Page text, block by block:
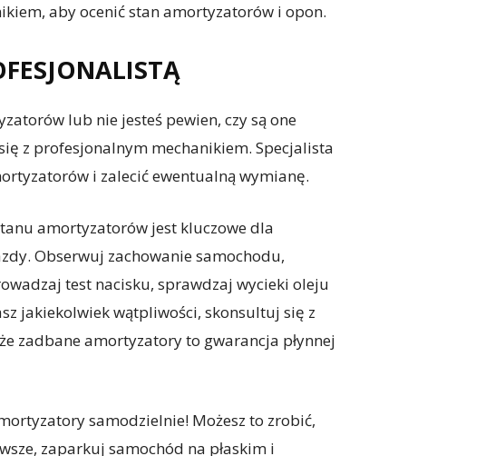
aby ocenić stan amortyzatorów i opon.
lub nie jesteś pewien, czy są one
z profesjonalnym mechanikiem. Specjalista
i zalecić ewentualną wymianę.
amortyzatorów jest kluczowe dla
Obserwuj zachowanie samochodu,
test nacisku, sprawdzaj wycieki oleju
jakiekolwiek wątpliwości, skonsultuj się z
zadbane amortyzatory to gwarancja płynnej
samodzielnie! Możesz to zrobić,
zaparkuj samochód na płaskim i